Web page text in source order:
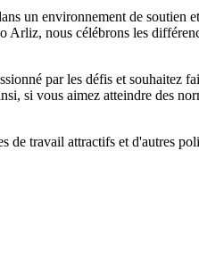
un environnement de soutien
Arliz, nous célébrons les
par les défis et souhaitez
si vous aimez atteindre des
de travail attractifs et d'autres